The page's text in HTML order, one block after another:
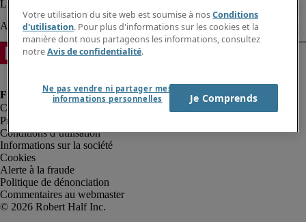
Protection des données personnelles
Conditions d’utilisation
Informations sur la société
Cookies
Alerte à la fraude
Politique de dénonciation
Commentaires au webmaster
Votre utilisation du site web est soumise à nosConditions
d'utilisation. Pour plus d'informations sur les cookies et la
manière dont nous partageons les informations, consultez
notreAvis de confidentialité.
Ne pas vendre ni partager mes
informations personnelles
Je Comprends